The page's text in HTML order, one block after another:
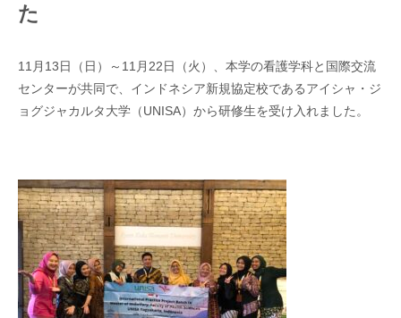
た
11月13日（日）～11月22日（火）、本学の看護学科と国際交流
センターが共同で、インドネシア新規協定校であるアイシャ・ジ
ョグジャカルタ大学（UNISA）から研修生を受け入れました。